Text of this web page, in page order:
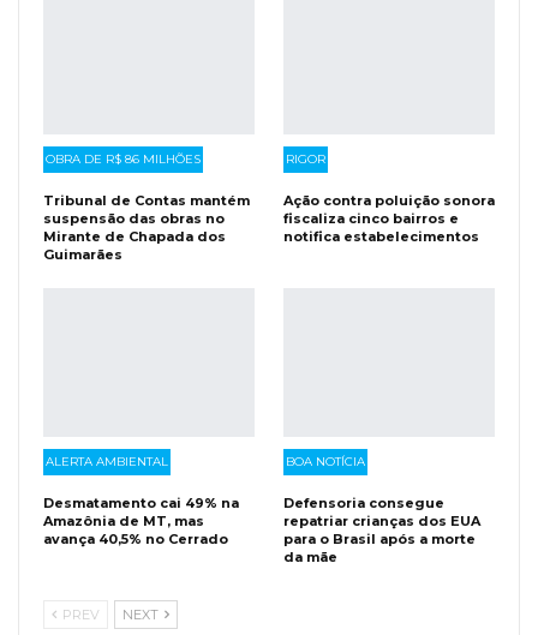
OBRA DE R$ 86 MILHÕES
Tribunal de Contas mantém
suspensão das obras no
Mirante de Chapada dos
Guimarães
RIGOR
Ação contra poluição sonora
fiscaliza cinco bairros e
notifica estabelecimentos
ALERTA AMBIENTAL
Desmatamento cai 49% na
Amazônia de MT, mas
avança 40,5% no Cerrado
BOA NOTÍCIA
Defensoria consegue
repatriar crianças dos EUA
para o Brasil após a morte
da mãe
PREV NEXT